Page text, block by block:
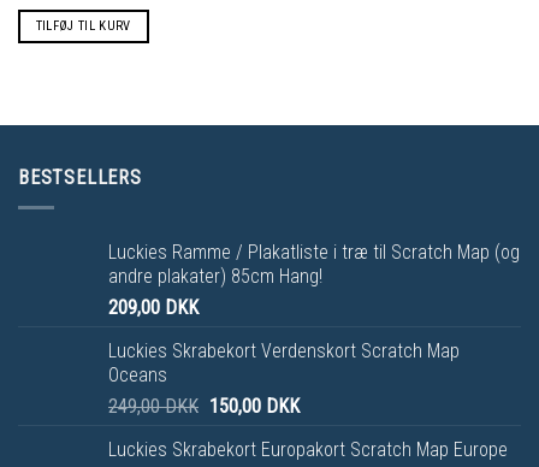
TILFØJ TIL KURV
BESTSELLERS
Luckies Ramme / Plakatliste i træ til Scratch Map (og
andre plakater) 85cm Hang!
209,00 DKK
Luckies Skrabekort Verdenskort Scratch Map
Oceans
249,00DKK 150,00 DKK
Luckies Skrabekort Europakort Scratch Map Europe